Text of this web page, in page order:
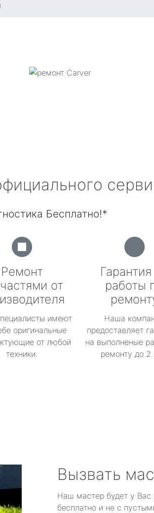
Бесплатно!*
Ремонт
от
имеют
оригинальные
от любой
техники.
работы
Наша
предоставляет
на выполненые
ремонту до 2
Вызвать
Наш мастер будет у Вас
бесплатно и не с